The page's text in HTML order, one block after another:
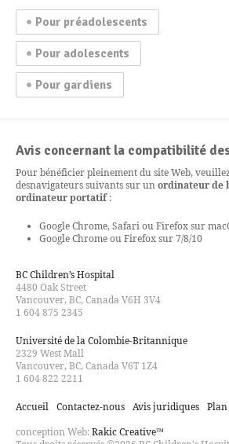
Pour préadolescents
Pour adolescents
Pour gardiens
Avis concernant la compatibilité
Pour bénéficier pleinement du site Web,
desnavigateurs suivants sur unordinateur de
ordinateur portatif:
Google Chrome, Safari ou Firefox sur
Google Chrome ou Firefox sur 7/8/10
BC Children’s Hospital
4480 Oak Street
Vancouver, BC, Canada V6H 3V4
1 604 875 2345
Université de la Colombie-Britannique
2329 West Mall
Vancouver, BC, Canada V6T 1Z4
1 604 822 2211
Accueil Contactez-nous Avis juridiques
conception Web:Rakic Creative™